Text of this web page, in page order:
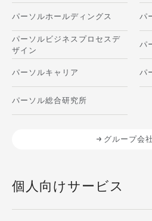
パーソルホールディングス パ
パーソルビジネスプロセスデ
ザイン
パ
パーソルキャリア パ
パーソル総合研究所
グループ会
個人向けサービス